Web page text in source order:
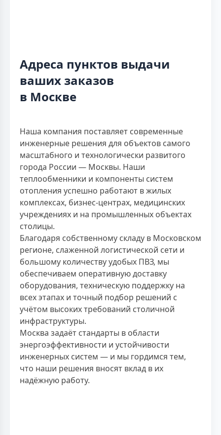
Адреса пунктов выдачи
ваших заказов
в Москве
Наша компания поставляет современные
инженерные решения для объектов самого
масштабного и технологически развитого
города России — Москвы. Наши
теплообменники и компоненты систем
отопления успешно работают в жилых
комплексах, бизнес-центрах, медицинских
учреждениях и на промышленных объектах
столицы.
Благодаря собственному складу в Московском
регионе, слаженной логистической сети и
большому количеству удобых ПВЗ, мы
обеспечиваем оперативную доставку
оборудования, техническую поддержку на
всех этапах и точный подбор решений с
учётом высоких требований столичной
инфраструктуры.
Москва задаёт стандарты в области
энергоэффективности и устойчивости
инженерных систем — и мы гордимся тем,
что наши решения вносят вклад в их
надёжную работу.